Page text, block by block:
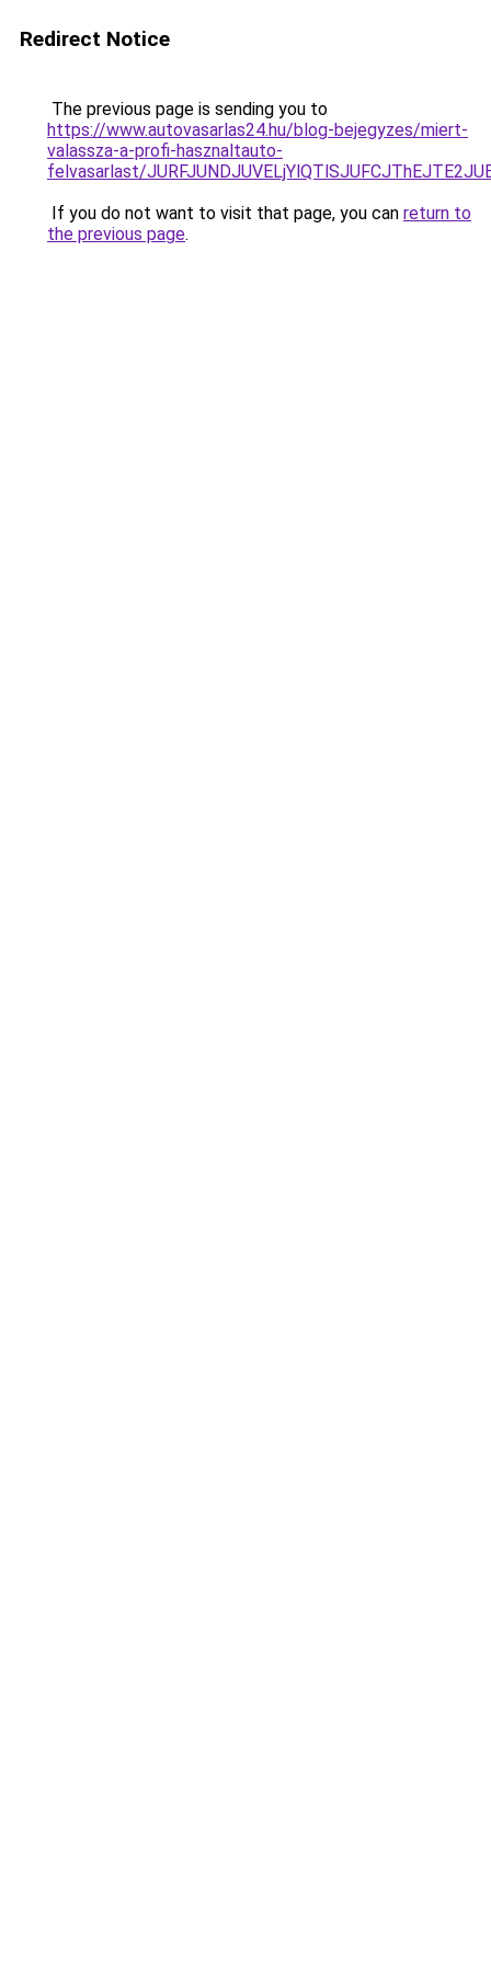
Redirect Notice
The previous page is sending you to
https://www.autovasarlas24.hu/blog-bejegyzes/miert-
valassza-a-profi-hasznaltauto-
felvasarlast/
If you do not want to visit that page, you can return to
the previous page.